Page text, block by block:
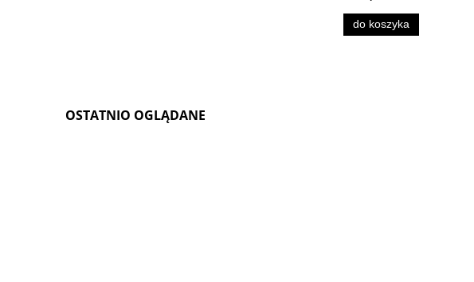
do koszyka
OSTATNIO OGLĄDANE